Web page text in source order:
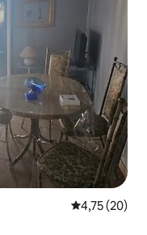
Note
4,75 (20)